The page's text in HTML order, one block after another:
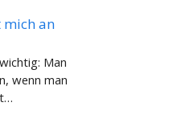
mich an
Man
wenn man